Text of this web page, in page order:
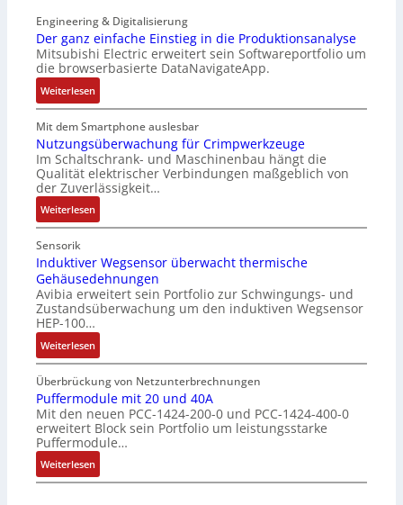
i
t
E
n
c
o
d
e
r
i
a
n
g
u
l
a
t
i
o
n
t
e
i
l
e
r
h
ä
l
S
c
h
t
z
l
a
k
b
e
s
c
h
i
c
h
n
s
o
r
l
o
s
e
F
a
n
g
s
h
a
l
t
u
n
g
Engineering & Digitalisierung
Der ganz einfache Einstieg in die Produktionsanalyse
Mitsubishi Electric erweitert sein Softwareportfolio um
die browserbasierte DataNavigateApp.
Weiterlesen:
D
e
r
g
a
n
z
e
n
f
a
c
e
E
i
n
s
t
i
e
g
Mit dem Smartphone auslesbar
Nutzungsüberwachung für Crimpwerkzeuge
Im Schaltschrank- und Maschinenbau hängt die
Qualität elektrischer Verbindungen maßgeblich von
der Zuverlässigkeit…
Weiterlesen:
N
t
z
u
n
s
ü
b
e
r
w
a
c
h
Sensorik
Induktiver Wegsensor überwacht thermische
Gehäusedehnungen
Avibia erweitert sein Portfolio zur Schwingungs- und
Zustandsüberwachung um den induktiven Wegsensor
HEP-100…
Weiterlesen:
I
n
d
u
k
t
i
v
Überbrückung von Netzunterbrechnungen
Puffermodule mit 20 und 40A
Mit den neuen PCC-1424-200-0 und PCC-1424-400-0
erweitert Block sein Portfolio um leistungsstarke
Puffermodule…
Weiterlesen:
P